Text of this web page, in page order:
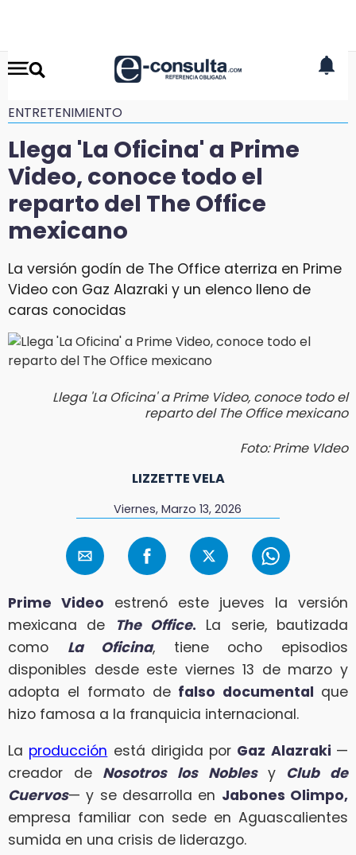
ENTRETENIMIENTO
Llega 'La Oficina' a Prime
Video, conoce todo el
reparto del The Office
mexicano
La versión godín de The Office aterriza en Prime
Video con Gaz Alazraki y un elenco lleno de
caras conocidas
Llega 'La Oficina' a Prime Video, conoce todo el
reparto del The Office mexicano
Foto: Prime VIdeo
LIZZETTE VELA
Viernes, Marzo 13, 2026
Prime Video estrenó este jueves la versión
mexicana de
The Office. La serie, bautizada
como La Oficina, tiene ocho episodios
disponibles desde este viernes 13 de marzo y
adopta el formato de falso documental que
hizo famosa a la franquicia internacional.
La producción está dirigida por Gaz Alazraki —
creador de Nosotros los Nobles y Club de
Cuervos— y se desarrolla en Jabones Olimpo,
empresa familiar con sede en Aguascalientes
sumida en una crisis de liderazgo.